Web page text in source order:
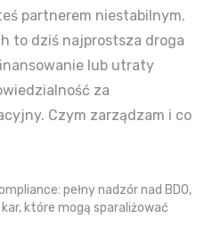
partnerem niestabilnym.
to dziś najprostsza droga
lub utraty
za
Czym zarządzam i co
pełny nadzór nad BDO,
które mogą sparaliżować